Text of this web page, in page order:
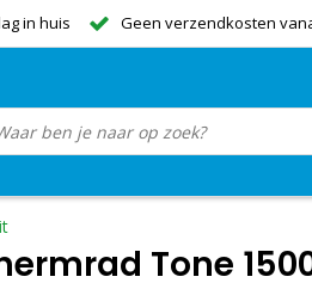
in huis Geen verzendkosten
Tone